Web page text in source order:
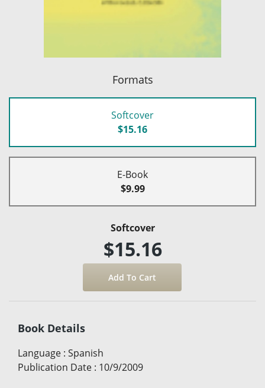
Formats
Softcover
$15.16
E-Book
$9.99
Softcover
$15.16
Book Details
Language : Spanish
Publication Date : 10/9/2009